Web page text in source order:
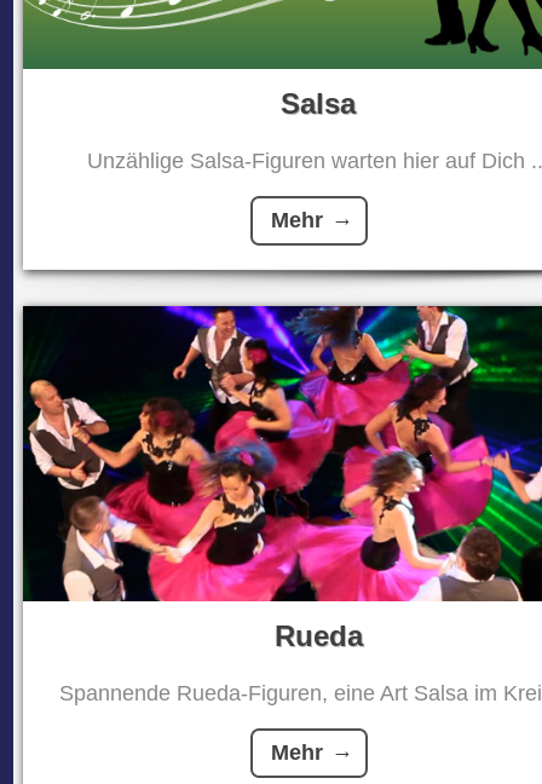
Salsa
Unzählige Salsa-Figuren warten hier auf Dich
Mehr
Rueda
Spannende Rueda-Figuren, eine Art Salsa im
Mehr